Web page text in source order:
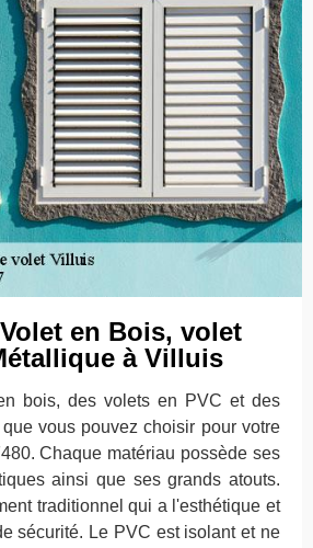
en Bois, volet
à Villuis
bois, des volets en PVC et des
vous pouvez choisir pour votre
Chaque matériau possède ses
ainsi que ses grands atouts.
traditionnel qui a l'esthétique et
sécurité. Le PVC est isolant et ne